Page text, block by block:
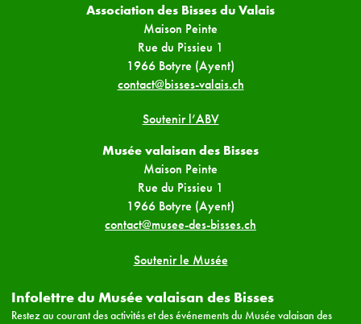
Association des Bisses du Valais
Maison Peinte
Rue du Pissieu 1
1966 Botyre (Ayent)
contact@bisses-valais.ch
Soutenir l’ABV
Musée valaisan des Bisses
Maison Peinte
Rue du Pissieu 1
1966 Botyre (Ayent)
contact@musee-des-bisses.ch
Soutenir le Musée
Infolettre du Musée valaisan des Bisses
Restez au courant des activités et des événements du Musée valaisan des